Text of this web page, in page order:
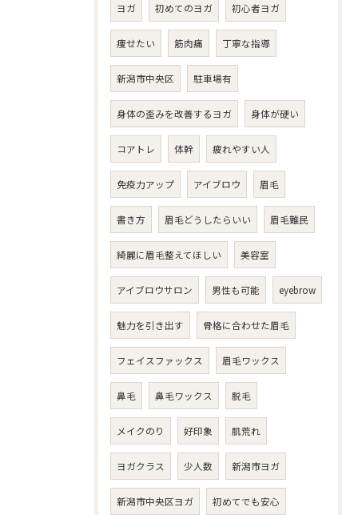
ヨガ 初めてのヨガ 初心者ヨガ
痩せたい 筋肉痛 丁寧な指導
新潟市中央区 駐車場有
身体の歪みを改善するヨガ 身体が硬い
コアトレ 体幹 疲れやすい人
免疫力アップ アイブロウ 眉毛
書き方 眉毛どうしたらいい 眉毛難民
綺麗に眉毛整えてほしい 美容室
アイブロウサロン 男性も可能 eyebrow
魅力を引き出す 骨格に合わせた眉毛
フェイスファックス 眉毛ワックス
鼻毛 鼻毛ワックス 脱毛
メイクのり 好印象 肌荒れ
ヨガクラス 少人数 新潟市ヨガ
新潟市中央区ヨガ 初めてでも安心